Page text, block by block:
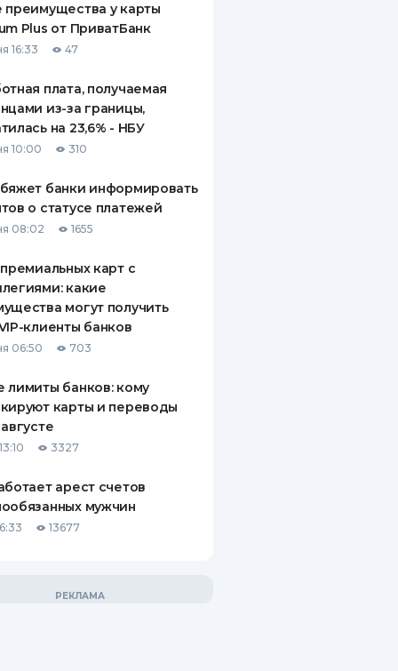
преимущества у карты
Plus от ПриватБанк
16:33 47
плата, получаемая
из-за границы,
на 23,6% - НБУ
10:00 310
банки информировать
о статусе платежей
08:02 1655
карт с
какие
могут получить
клиенты банков
06:50 703
лимиты банков: кому
карты и переводы
3327
арест счетов
мужчин
13677